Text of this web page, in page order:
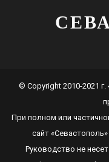
© Copyright 2010-2021
При полном или
сайт «Севастополь»
Руководство не